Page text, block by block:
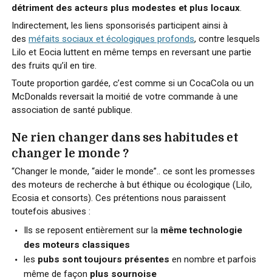
détriment des acteurs plus modestes et plus locaux.
Indirectement, les liens sponsorisés participent ainsi à
des méfaits sociaux et écologiques profonds, contre lesquels
Lilo et Eocia luttent en même temps en reversant une partie
des fruits qu’il en tire.
Toute proportion gardée, c’est comme si un CocaCola ou un
McDonalds reversait la moitié de votre commande à une
association de santé publique.
Ne rien changer dans ses habitudes et
changer le monde ?
“Changer le monde, “aider le monde”.. ce sont les promesses
des moteurs de recherche à but éthique ou écologique (Lilo,
Ecosia et consorts). Ces prétentions nous paraissent
toutefois abusives :
Ils se reposent entièrement sur la même technologie
des moteurs classiques
les pubs sont toujours présentes en nombre et parfois
même de façon plus sournoise